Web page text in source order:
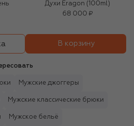
Духи Eragon (100ml)
68 000 ₽
В корзину
Мужские джоггеры
Мужские классические брюки
Мужское бельё